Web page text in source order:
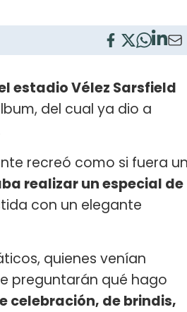
estadio Vélez Sarsfield
del cual ya dio a
recreó como si fuera
realizar un especial de
con un elegante
quienes venían
preguntarán qué hago
celebración, de brindis,